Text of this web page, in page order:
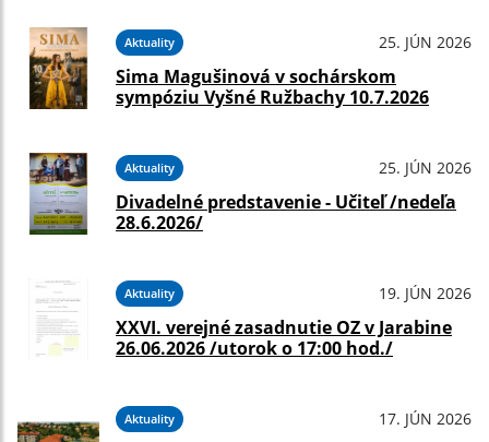
Aktuality 25. JÚN 2026
Sima Magušinová v sochárskom
sympóziu Vyšné Ružbachy 10.7.2026
Aktuality 25. JÚN 2026
Divadelné predstavenie - Učiteľ /nedeľa
28.6.2026/
Aktuality 19. JÚN 2026
XXVI. verejné zasadnutie OZ v Jarabine
26.06.2026 /utorok o 17:00 hod./
Aktuality 17. JÚN 2026